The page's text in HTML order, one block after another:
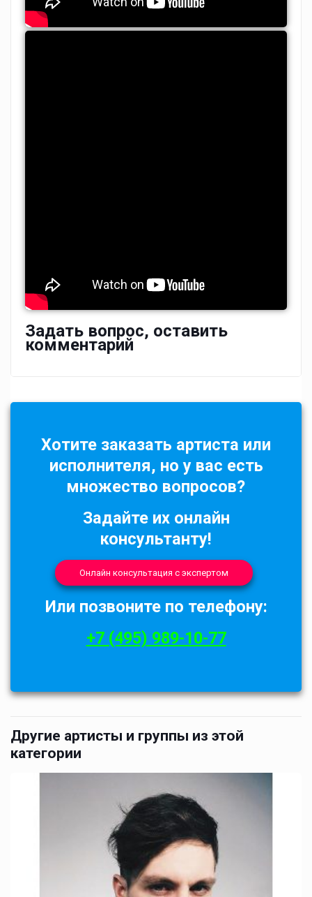
Задать вопрос, оставить
комментарий
Хотите заказать артиста или
исполнителя, но у вас есть
множество вопросов?
Задайте их онлайн
консультанту!
Онлайн консультация с экспертом
Или позвоните по телефону:
+7 (495) 989-10-77
Другие артисты и группы из этой
категории